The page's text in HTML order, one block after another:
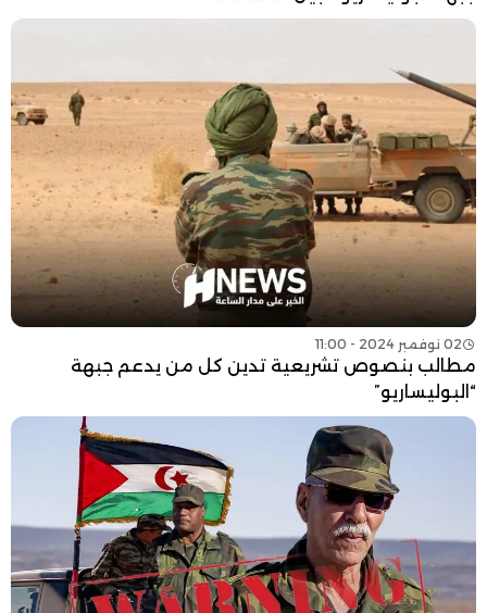
02 نوفمبر 2024 - 11:00
مطالب بنصوص تشريعية تدين كل من يدعم جبهة
“البوليساريو”